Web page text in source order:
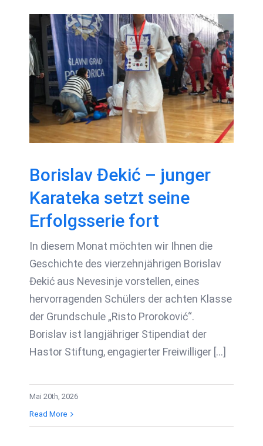
Borislav Đekić –
junger Karateka setzt
seine Erfolgsserie
fort
Borislav Đekić – junger
Karateka setzt seine
Erfolgsserie fort
In diesem Monat möchten wir Ihnen die
Geschichte des vierzehnjährigen Borislav
Đekić aus Nevesinje vorstellen, eines
hervorragenden Schülers der achten Klasse
der Grundschule „Risto Proroković“.
Borislav ist langjähriger Stipendiat der
Hastor Stiftung, engagierter Freiwilliger [...]
Mai 20th, 2026
Read More